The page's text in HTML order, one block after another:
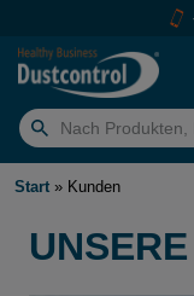
Suchen
nach:
Start » Kunden